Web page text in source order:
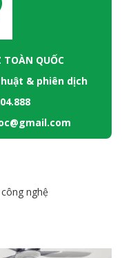
TOÀN QUỐC
& phiên dịch
nghệ